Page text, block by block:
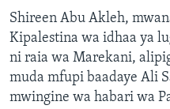
Shireen Abu Akleh,
Kipalestina wa idhaa ya
ni raia wa Marekani,
muda mfupi baadaye Ali
mwingine wa habari wa